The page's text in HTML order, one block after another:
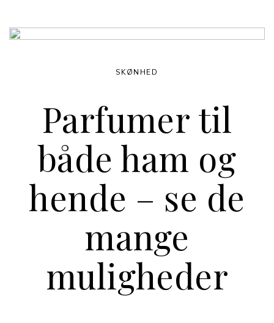
Parfumer til
både ham og
hende – se de
mange
muligheder
SKØNHED